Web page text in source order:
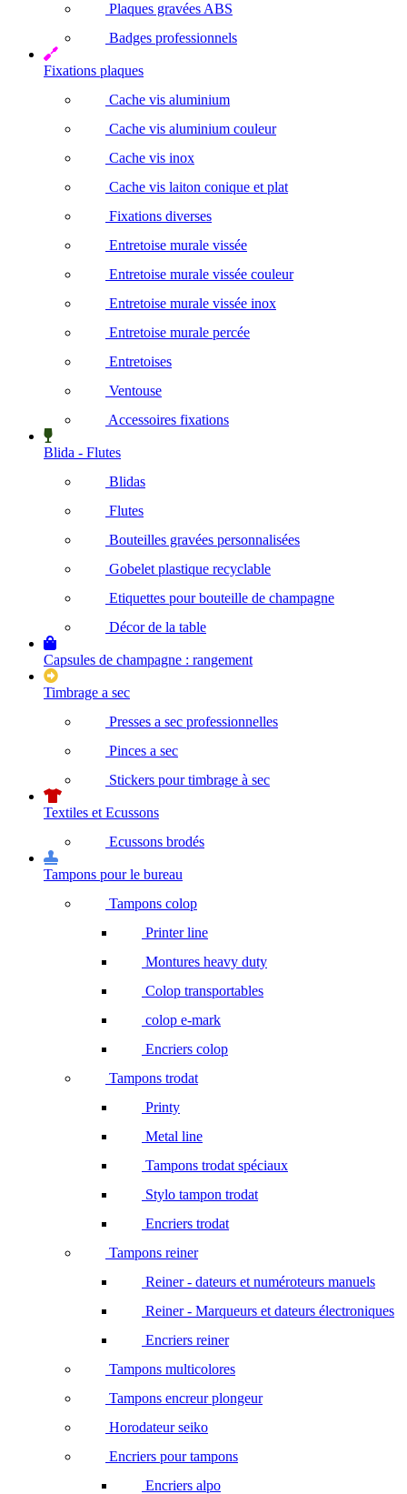
Plaques gravées ABS
Badges professionnels
Fixations plaques
Cache vis aluminium
Cache vis aluminium couleur
Cache vis inox
Cache vis laiton conique et plat
Fixations diverses
Entretoise murale vissée
Entretoise murale vissée couleur
Entretoise murale vissée inox
Entretoise murale percée
Entretoises
Ventouse
Accessoires fixations
Blida - Flutes
Blidas
Flutes
Bouteilles gravées personnalisées
Gobelet plastique recyclable
Etiquettes pour bouteille de champagne
Décor de la table
Capsules de champagne : rangement
Timbrage a sec
Presses a sec professionnelles
Pinces a sec
Stickers pour timbrage à sec
Textiles et Ecussons
Ecussons brodés
Tampons pour le bureau
Tampons colop
Printer line
Montures heavy duty
Colop transportables
colop e-mark
Encriers colop
Tampons trodat
Printy
Metal line
Tampons trodat spéciaux
Stylo tampon trodat
Encriers trodat
Tampons reiner
Reiner - dateurs et numéroteurs manuels
Reiner - Marqueurs et dateurs électroniques
Encriers reiner
Tampons multicolores
Tampons encreur plongeur
Horodateur seiko
Encriers pour tampons
Encriers alpo